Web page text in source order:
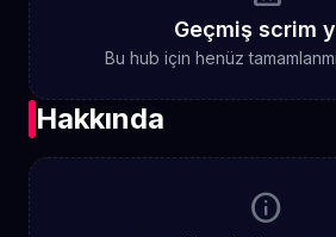
Geçmiş scrim
Bu hub için henüz
Hakkında
info